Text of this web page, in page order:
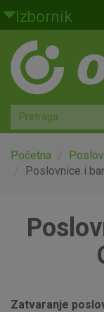
Skoči na glavni sadržaj
Izbornik
Građani
Privatno bankarstvo
Agro
Mala poduzeća i
Globalna tržišta
Početna
Poslovnice i
Zatvaranje